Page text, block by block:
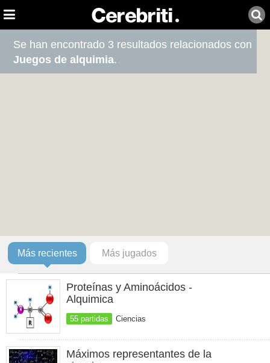
Se han encontrado 3 resultados relacionados con
Juegos de alquimia.
Más recientes Más jugados
Proteínas y Aminoácidos -
Alquimica
55 partidas Ciencias
Máximos representantes de la